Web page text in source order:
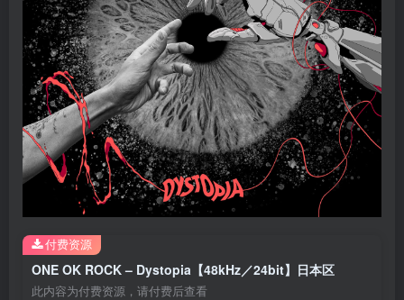
ONE OK ROCK – Dystopia【48kHz／24bit】日本区
此内容为付费资源，请付费后查看
付费资源